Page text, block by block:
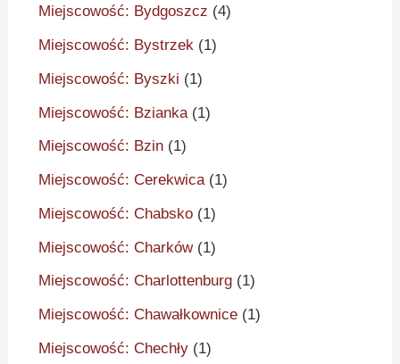
Miejscowość: Bydgoszcz (4)
Miejscowość: Bystrzek (1)
Miejscowość: Byszki (1)
Miejscowość: Bzianka (1)
Miejscowość: Bzin (1)
Miejscowość: Cerekwica(1)
Miejscowość: Chabsko (1)
Miejscowość: Charków(1)
Miejscowość: Charlottenburg (1)
Miejscowość: Chawałkownice (1)
Miejscowość: Chechły (1)